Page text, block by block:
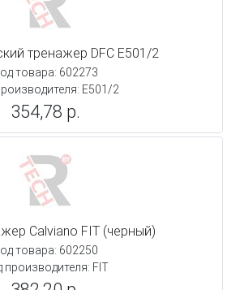
тренажер DFC E501/2
товара: 602273
E501/2
354,78 р.
Calviano FIT (черный)
товара: 602250
производителя: FIT